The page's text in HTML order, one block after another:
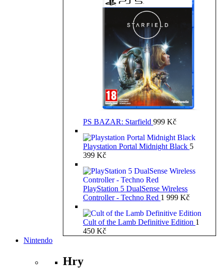
PS BAZAR: Starfield 999 Kč
Playstation Portal Midnight Black 5
399 Kč
PlayStation 5 DualSense Wireless
Controller - Techno Red 1 999 Kč
Cult of the Lamb Definitive Edition 1
450 Kč
Nintendo
Hry